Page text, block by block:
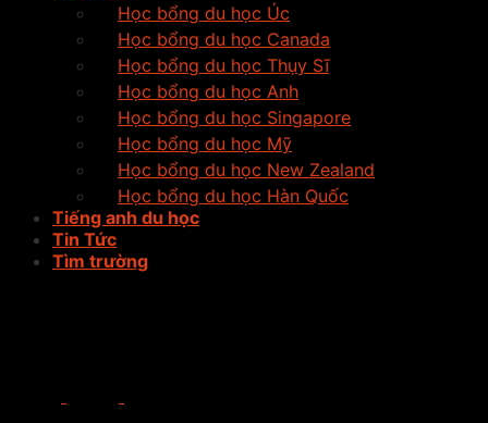
Học bổng du học Úc
Học bổng du học Canada
Học bổng du học Thụy Sĩ
Học bổng du học Anh
Học bổng du học Singapore
Học bổng du học Mỹ
Học bổng du học New Zealand
Học bổng du học Hàn Quốc
Tiếng anh du học
Tin Tức
Tìm trường